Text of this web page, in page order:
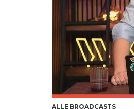
ALLE BROADCASTS